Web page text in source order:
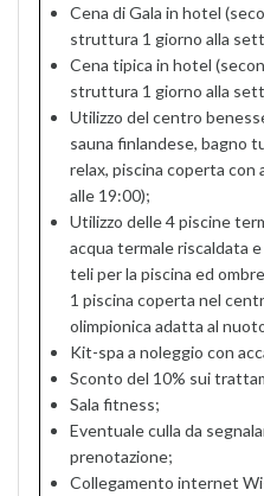
Cena di Gala in hotel
struttura 1 giorno alla
Cena tipica in hotel
struttura 1 giorno alla
Utilizzo del centro
sauna finlandese, bagno
relax, piscina coperta con
alle 19:00);
Utilizzo delle 4 piscine
acqua termale riscaldata
teli per la piscina ed
1 piscina coperta nel
olimpionica adatta al
Kit-spa a noleggio con
Sconto del 10% sui
Sala fitness;
Eventuale culla da
prenotazione;
Collegamento internet